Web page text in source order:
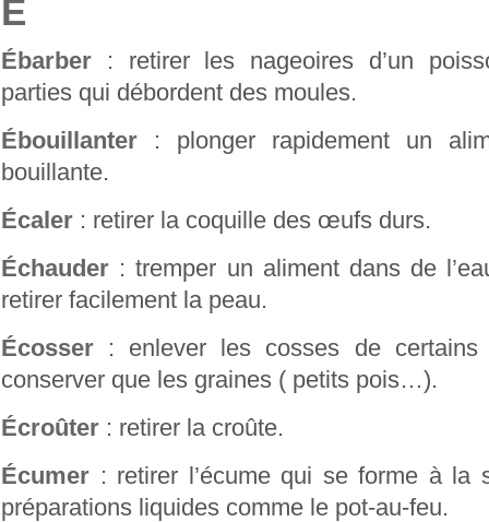
E
Ébarber : retirer les nageoires d’un
parties qui débordent des moules.
Ébouillanter : plonger rapidement un
bouillante.
Écaler : retirer la coquille des œufs durs.
Échauder : tremper un aliment dans de
retirer facilement la peau.
Écosser : enlever les cosses de certains
conserver que les graines ( petits pois…).
Écroûter : retirer la croûte.
Écumer : retirer l’écume qui se forme à la
préparations liquides comme le pot-au-feu.